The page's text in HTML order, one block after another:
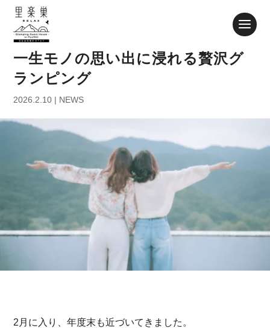
一生モノの思い出に浸れる贅沢グ
ランピング
2026.2.10 | NEWS
2月に入り、年度末も近づいてきました。